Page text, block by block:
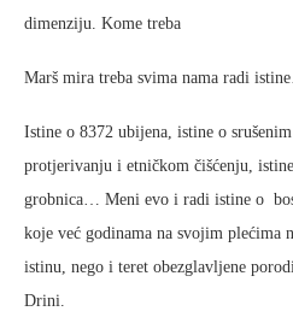
dimenziju. Kome treba
Marš mira treba svima nama radi
Istine o 8372 ubijena, istine o
protjerivanju i etničkom čišćenju,
grobnica… Meni evo i radi istine o
koje već godinama na svojim plećima
istinu, nego i teret obezglavljene
Drini.